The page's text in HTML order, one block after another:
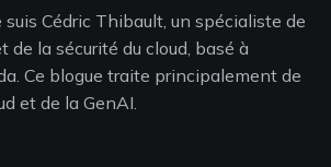
suis Cédric Thibault, un spécialiste de
de la sécurité du cloud, basé à
Ce blogue traite principalement de
et de la GenAI.